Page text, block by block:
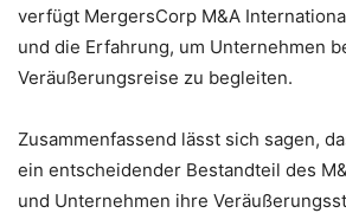
verfügt MergersCorp M&A
und die Erfahrung, um Unternehmen
Veräußerungsreise zu begleiten.
Zusammenfassend lässt sich sagen,
ein entscheidender Bestandteil des
und Unternehmen ihre